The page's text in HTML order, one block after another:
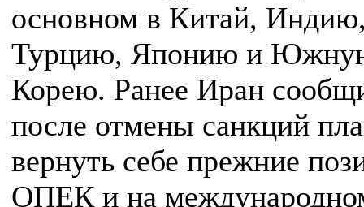
основном в Китай,
Турцию, Японию и
Корею. Ранее Иран
после отмены санкций
вернуть себе прежние
ОПЕК и на